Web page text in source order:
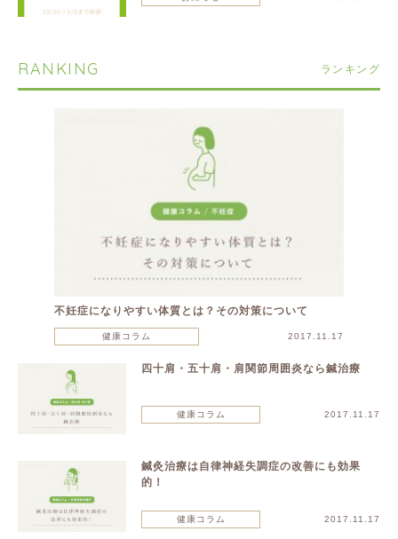
RANKING ランキング
不妊症になりやすい体質とは？その対策について
健康コラム 2017.11.17
四十肩・五十肩・肩関節周囲炎なら鍼治療
健康コラム 2017.11.17
鍼灸治療は自律神経失調症の改善にも効果
的！
健康コラム 2017.11.17